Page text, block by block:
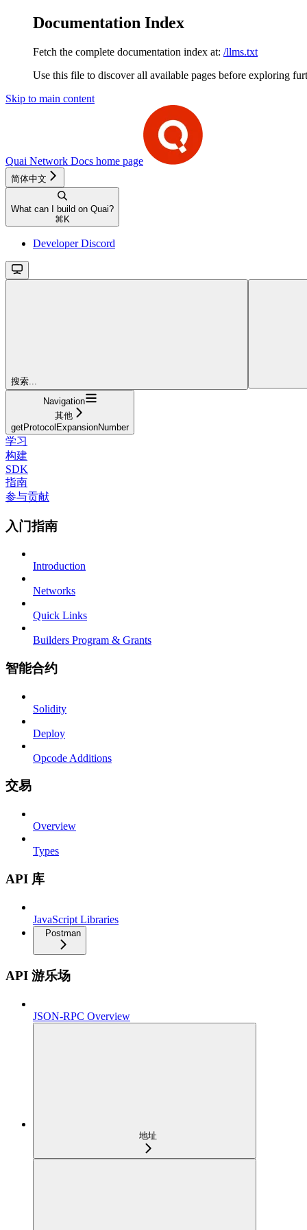
Documentation Index
Fetch the complete documentation index at: /llms.txt
Use this file to discover all available pages before exploring
Skip to main content
Quai Network Docs home page
简体中文
What can I build on Quai?
⌘ K
Developer Discord
搜索...
Navigation
其他
getProtocolExpansionNumber
学习
构建
SDK
指南
参与贡献
入门指南
Introduction
Networks
Quick Links
Builders Program & Grants
智能合约
Solidity
Deploy
Opcode Additions
交易
Overview
Types
API 库
JavaScript Libraries
Postman
API 游乐场
JSON-RPC Overview
地址